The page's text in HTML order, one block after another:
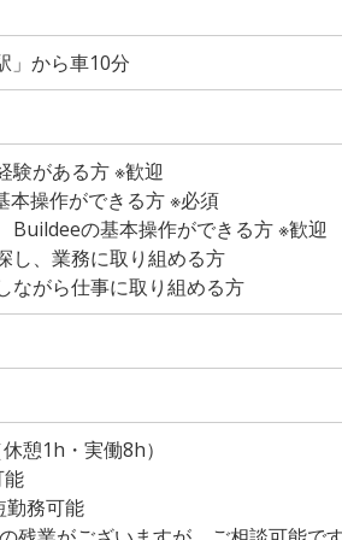
」から車10分
がある方 ※歓迎
操作ができる方 ※必須
の基本操作ができる方 ※歓迎
、業務に取り組める方
がら仕事に取り組める方
憩1h・実働8h）
勤務可能